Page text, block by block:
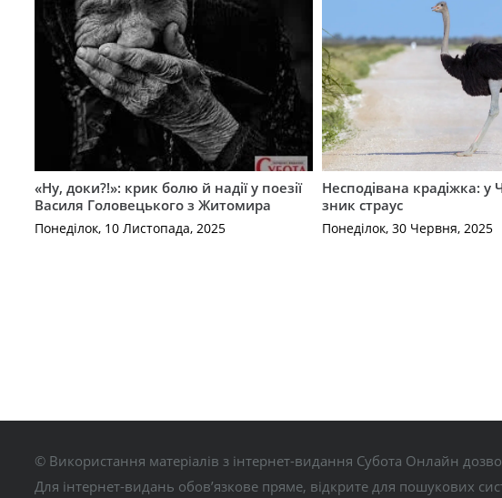
«Ну, доки?!»: крик болю й надії у поезії
Василя Головецького з Житомира
Понеділок, 10 Листопада, 2025
Несподівана крадіжка: у
зник страус
Понеділок, 30 Червня, 2025
© Використання матеріалів з інтернет-видання Субота Онлайн
Для інтернет-видань обов’язкове пряме, відкрите для пошукових